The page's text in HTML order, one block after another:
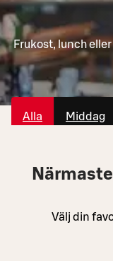
Frukost, lunch
Alla Middag
Välj din